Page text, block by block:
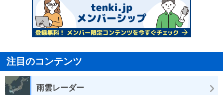
注目のコンテンツ
雨雲レーダー